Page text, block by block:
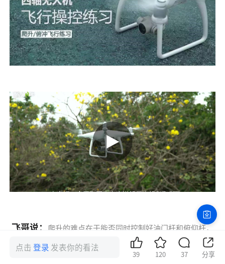
飞哥说：
爬升的难点在于能否同时控制好油门杆和俯仰杆，
也就是要清楚地掌握推杆时飞机的运动速度。所以练习时要匀
速推杆，熟悉飞机的速度变化，才能真正掌握爬升与俯冲的飞
点击登录 发表你的看法
39 120 37 分享